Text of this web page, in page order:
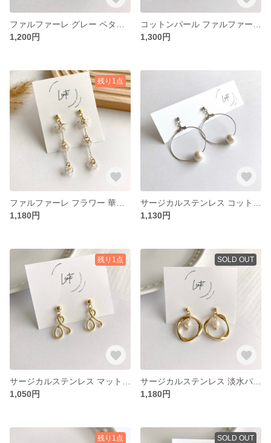
1,200円
1,300円
残り1点
1,180円
1,130円
残り1点
1,050円
SOLD OUT
1,180円
残り1点 SOLD OUT